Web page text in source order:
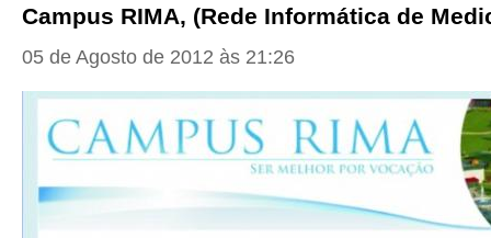
Campus RIMA, (Rede Informática de
05 de Agosto de 2012 às 21:26